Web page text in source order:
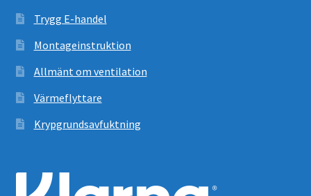
Trygg E-handel
Montageinstruktion
Allmänt om ventilation
Värmeflyttare
Krypgrundsavfuktning